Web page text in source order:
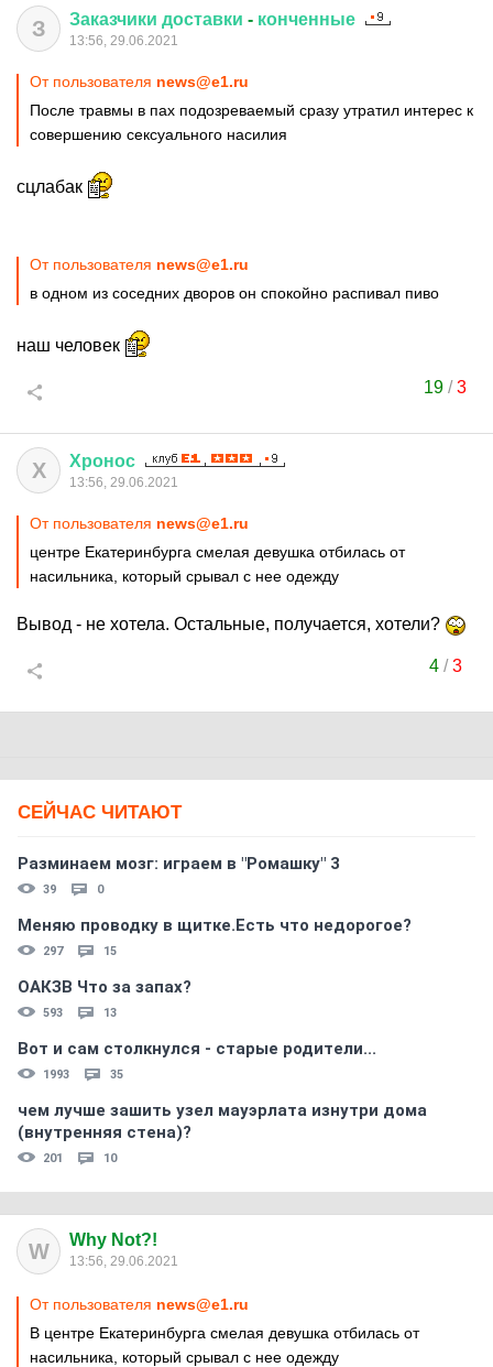
З Заказчики доставки - конченные
13:56, 29.06.2021
От пользователя news@e1.ru
После травмы в пах подозреваемый сразу утратил интерес к
совершению сексуального насилия
сцлабак
От пользователя news@e1.ru
в одном из соседних дворов он спокойно распивал пиво
наш человек
19 /3
Х Хронос
13:56, 29.06.2021
От пользователя news@e1.ru
центре Екатеринбурга смелая девушка отбилась от
насильника, который срывал с нее одежду
Вывод - не хотела. Остальные, получается, хотели?
4/3
СЕЙЧАС ЧИТАЮТ
Разминаем мозг: играем в "Ромашку" 3
39 0
Меняю проводку в щитке.Есть что недорогое?
297 15
ОАКЗВ Что за запах?
593 13
Вот и сам столкнулся - старые родители...
1993 35
чем лучше зашить узел мауэрлата изнутри дома
(внутренняя стена)?
201 10
W Why Not?!
13:56, 29.06.2021
От пользователя news@e1.ru
В центре Екатеринбурга смелая девушка отбилась от
насильника, который срывал с нее одежду